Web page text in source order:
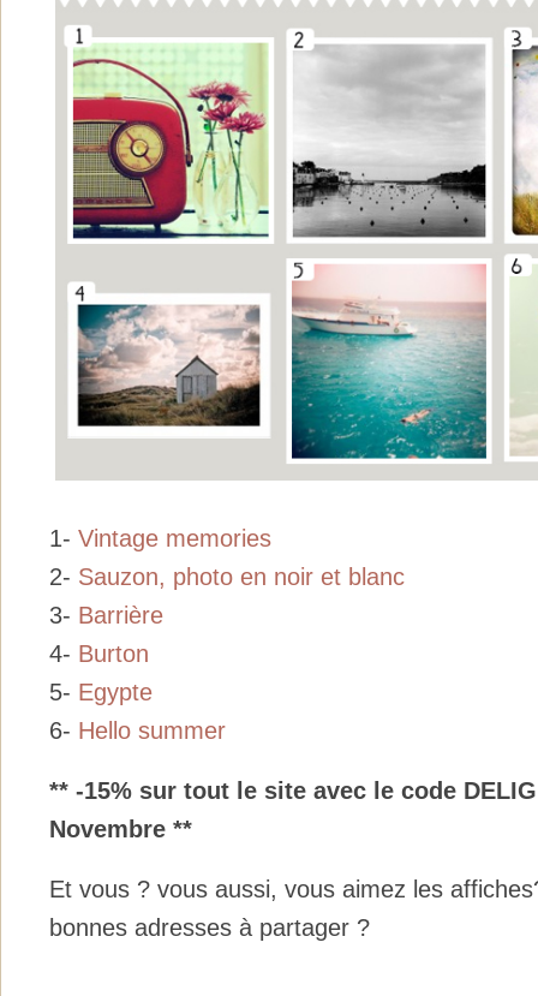
1- Vintage memories
2- Sauzon, photo en noir et blanc
3- Barrière
4- Burton
5- Egypte
6- Hello summer
** -15% sur tout le site avec le code
Novembre **
Et vous ? vous aussi, vous aimez les
bonnes adresses à partager ?